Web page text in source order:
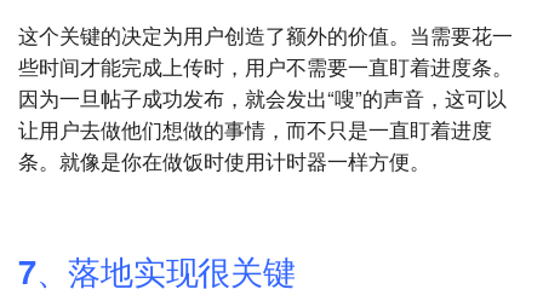
这个关键的决定为用户创造了额外的价值。当需要花一
些时间才能完成上传时，用户不需要一直盯着进度条。
因为一旦帖子成功发布，就会发出“嗖”的声音，这可以
让用户去做他们想做的事情，而不只是一直盯着进度
条。就像是你在做饭时使用计时器一样方便。
7、落地实现很关键